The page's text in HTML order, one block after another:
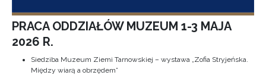
PRACA ODDZIAŁÓW MUZEUM 1-3 MAJA
2026 R.
Siedziba Muzeum Ziemi Tarnowskiej – wystawa „Zofia Stryjeńska.
Między wiarą a obrzędem”